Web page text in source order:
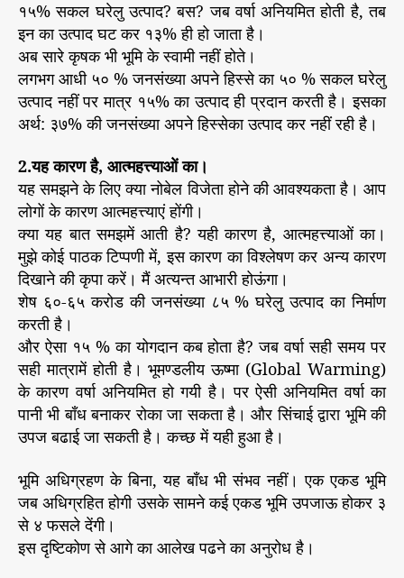
रु
?
१५% सकल घरेलु उत्पाद? बस? जब वर्षा अनियमित होती है, तब
इन का उत्पाद घट कर १३% ही हो जाता है।
अब सारे कृषक भी भूमि के स्वामी नहीं होते।
लगभग आधी ५० % जनसंख्या अपने हिस्से का ५० % सकल घरेलु
उत्पाद नहीं पर मात्र १५% का उत्पाद ही प्रदान करती है। इसका
अर्थ: ३७% की जनसंख्या अपने हिस्सेका उत्पाद कर नहीं रही है।
2.यह कारण है, आत्महत्त्याओं का।
यह समझने के लिए क्या नोबेल विजेता होने की आवश्यकता है। आप
लोगों के कारण आत्महत्त्याएं होंगी।
क्या यह बात समझमें आती है? यही कारण है, आत्महत्त्याओं का।
मुझे कोई पाठक टिप्पणी में, इस कारण का विश्लेषण कर अन्य कारण
दिखाने की कृपा करें। मैं अत्यन्त आभारी होऊंगा।
शेष ६०-६५ करोड की जनसंख्या ८५ % घरेलु उत्पाद का निर्माण
करती है।
और ऐसा १५ % का योगदान कब होता है? जब वर्षा सही समय पर
सही मात्रामें होती है। भूमण्डलीय ऊष्मा (Global Warming)
के कारण वर्षा अनियमित हो गयी है। पर ऐसी अनियमित वर्षा का
पानी भी बाँध बनाकर रोका जा सकता है। और सिंचाई द्वारा भूमि की
उपज बढाई जा सकती है। कच्छ में यही हुआ है।
भूमि अधिग्रहण के बिना, यह बाँध भी संभव नहीं। एक एकड भूमि
जब अधिग्रहित होगी उसके सामने कई एकड भूमि उपजाऊ होकर ३
से ४ फसले देंगी।
इस दृष्टिकोण से आगे का आलेख पढने का अनुरोध है।